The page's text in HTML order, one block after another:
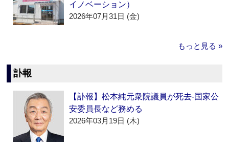
イノベーション）
2026年07月31日 (金)
もっと見る »
訃報
【訃報】松本純元衆院議員が死去‐国家公
安委員長など務める
2026年03月19日 (木)